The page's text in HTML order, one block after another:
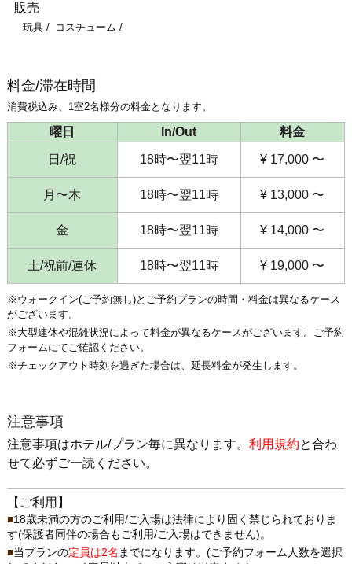
販売
玩具 コスチューム
料金/滞在時間
消費税込み、1室2名様分の料金となります。
曜日 In/Out 料金
日/祝 18時〜翌11時 ¥ 17,000 〜
月〜木 18時〜翌11時 ¥ 13,000 〜
金 18時〜翌11時 ¥ 14,000 〜
土/祝前/連休 18時〜翌11時 ¥ 19,000 〜
※ウォークイン(ご予約無し)とご予約プランの時間・料金は異なるケース
がございます。
※大型連休や混雑状況によって料金が異なるケースがございます。ご予約
フォームにてご確認ください。
※チェックアウト時刻を過ぎた場合は、延長料金が発生します。
注意事項
注意事項はホテル/プラン毎に異なります。 利用規約と合わ
せて必ずご一読ください。
【ご利用】
18歳未満の方のご利用/ご入場は法律により固く禁じられておりま
す(保護者同伴の場合もご利用/ご入場はできません)。
当プランの定員は2名 までになります。(ご予約フォーム人数を選択